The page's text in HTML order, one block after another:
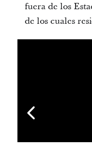
fuera de los
de los cuales